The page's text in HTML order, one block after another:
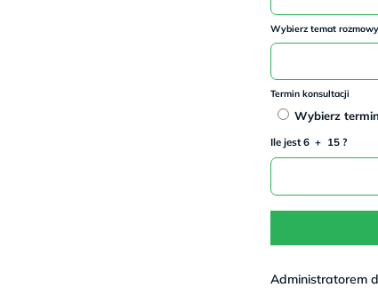
Wybierz temat rozmowy
Termin konsultacji
Wybierz
Ile jest 6 + 15 ?
Administratorem